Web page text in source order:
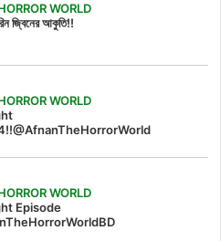
WORLD
জ্বিনের আকুতি!!
WORLD
WORLD
Episode